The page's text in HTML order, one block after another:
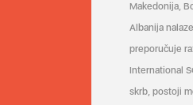
Makedonija,
Albanija
preporučuje
International
skrb, postoji